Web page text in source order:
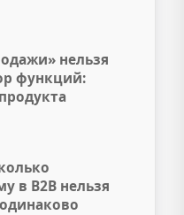
нельзя
функций:
в B2B нельзя